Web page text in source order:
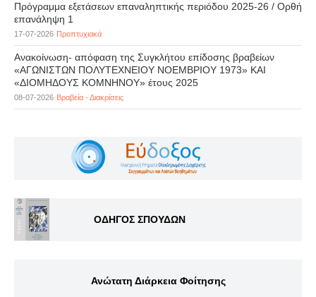
Πρόγραμμα εξετάσεων επαναληπτικής περιόδου 2025-26 / Ορθή
επανάληψη 1
17-07-2026 Προπτυχιακά
Ανακοίνωση- απόφαση της Συγκλήτου επίδοσης βραβείων
«ΑΓΩΝΙΣΤΩΝ ΠΟΛΥΤΕΧΝΕΙΟΥ ΝΟΕΜΒΡΙΟΥ 1973» ΚΑΙ
«ΔΙΟΜΗΔΟΥΣ ΚΟΜΝΗΝΟΥ» έτους 2025
08-07-2026 Βραβεία - Διακρίσεις
ΟΔΗΓΟΣ ΣΠΟΥΔΩΝ
Ανώτατη Διάρκεια Φοίτησης